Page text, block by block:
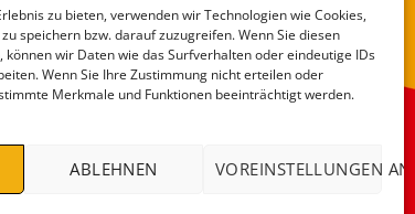
zu bieten, verwenden wir Technologien wie Cookies,
speichern bzw. darauf zuzugreifen. Wenn Sie diesen
können wir Daten wie das Surfverhalten oder eindeutige IDs
Wenn Sie Ihre Zustimmung nicht erteilen oder
Merkmale und Funktionen beeinträchtigt werden.
ABLEHNEN VOREINSTELLUNGEN